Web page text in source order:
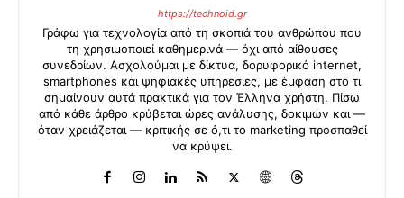
https://technoid.gr
Γράφω για τεχνολογία από τη σκοπιά του ανθρώπου που
τη χρησιμοποιεί καθημερινά — όχι από αίθουσες
συνεδρίων. Ασχολούμαι με δίκτυα, δορυφορικό internet,
smartphones και ψηφιακές υπηρεσίες, με έμφαση στο τι
σημαίνουν αυτά πρακτικά για τον Έλληνα χρήστη. Πίσω
από κάθε άρθρο κρύβεται ώρες ανάλυσης, δοκιμών και —
όταν χρειάζεται — κριτικής σε ό,τι το marketing προσπαθεί
να κρύψει.